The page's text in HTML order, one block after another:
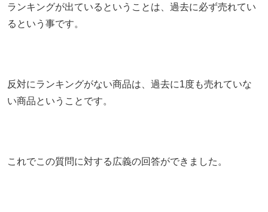
ランキングが出ているということは、過去に必ず売れてい
るという事です。
反対にランキングがない商品は、過去に1度も売れていな
い商品ということです。
これでこの質問に対する広義の回答ができました。